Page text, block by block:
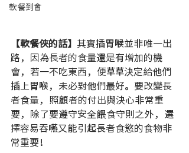
軟餐到會
【軟餐俠的話】 其實插胃喉並非唯一出
路，因為長者的食量還是有增加的機
會，若一不吃東西，便草草決定給他們
插上胃喉，未必對他們最好。要改變長
者食量，照顧者的付出與決心非常重
要，除了要遵守安全餵食守則之外，選
擇容易吞嚥又能引起長者食慾的食物非
常重要！